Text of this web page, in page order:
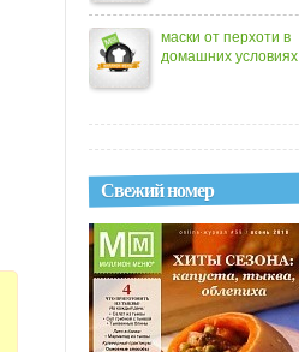
маски от перхоти в
домашних условиях
Свежий номер